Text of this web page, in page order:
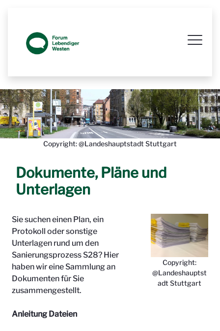
Copyright: @Landeshauptstadt Stuttgart
Dokumente, Pläne und
Unterlagen
Sie suchen einen Plan, ein
Protokoll oder sonstige
Unterlagen rund um den
Sanierungsprozess S28? Hier
haben wir eine Sammlung an
Dokumenten für Sie
zusammengestellt.
Anleitung Dateien
Copyright:
@Landeshauptst
adt Stuttgart